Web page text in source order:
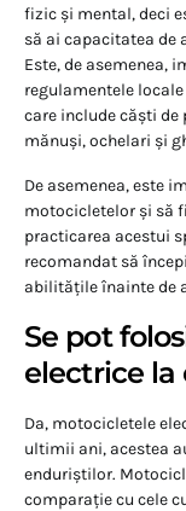
fizic și mental, deci
să ai capacitatea de
Este, de asemenea,
regulamentele
care include căști
mănuși, ochelari și
De asemenea, este
motocicletelor și să
practicarea acestui
recomandat să
abilitățile înainte de
Se pot
electrice la
Da, motocicletele
ultimii ani, acestea
enduriștilor.
comparație cu cele